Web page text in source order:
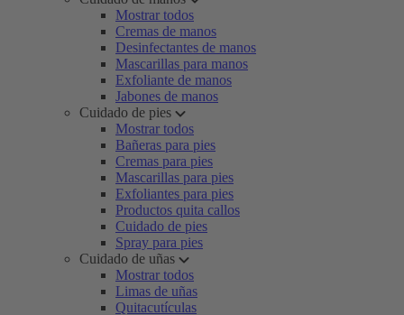
Mostrar todos
Cremas de manos
Desinfectantes de manos
Mascarillas para manos
Exfoliante de manos
Jabones de manos
Cuidado de pies
Mostrar todos
Bañeras para pies
Cremas para pies
Mascarillas para pies
Exfoliantes para pies
Productos quita callos
Cuidado de pies
Spray para pies
Cuidado de uñas
Mostrar todos
Limas de uñas
Quitacutículas